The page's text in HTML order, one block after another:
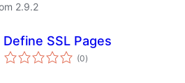
2.9.2
Define SSL Pages
(0total
de
)